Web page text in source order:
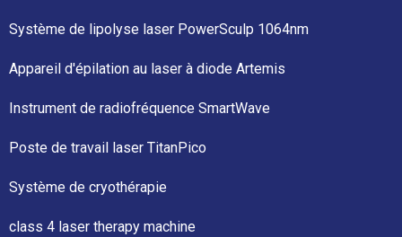
Système de lipolyse laser PowerSculp 1064nm
Appareil d'épilation au laser à diode Artemis
Instrument de radiofréquence SmartWave
Poste de travail laser TitanPico
Système de cryothérapie
class 4 laser therapy machine